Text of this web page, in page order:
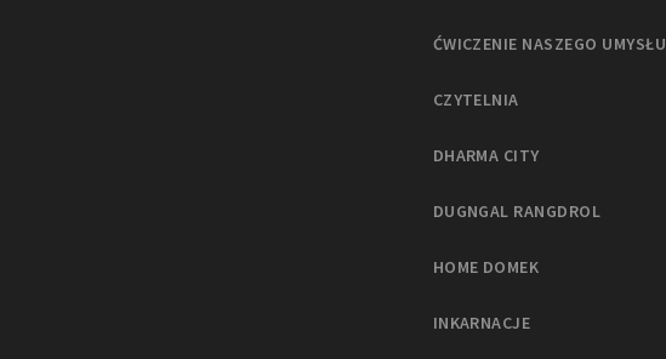
ĆWICZENIE NASZEGO UMYSŁU
CZYTELNIA
DHARMA CITY
DUGNGAL RANGDROL
HOME DOMEK
INKARNACJE